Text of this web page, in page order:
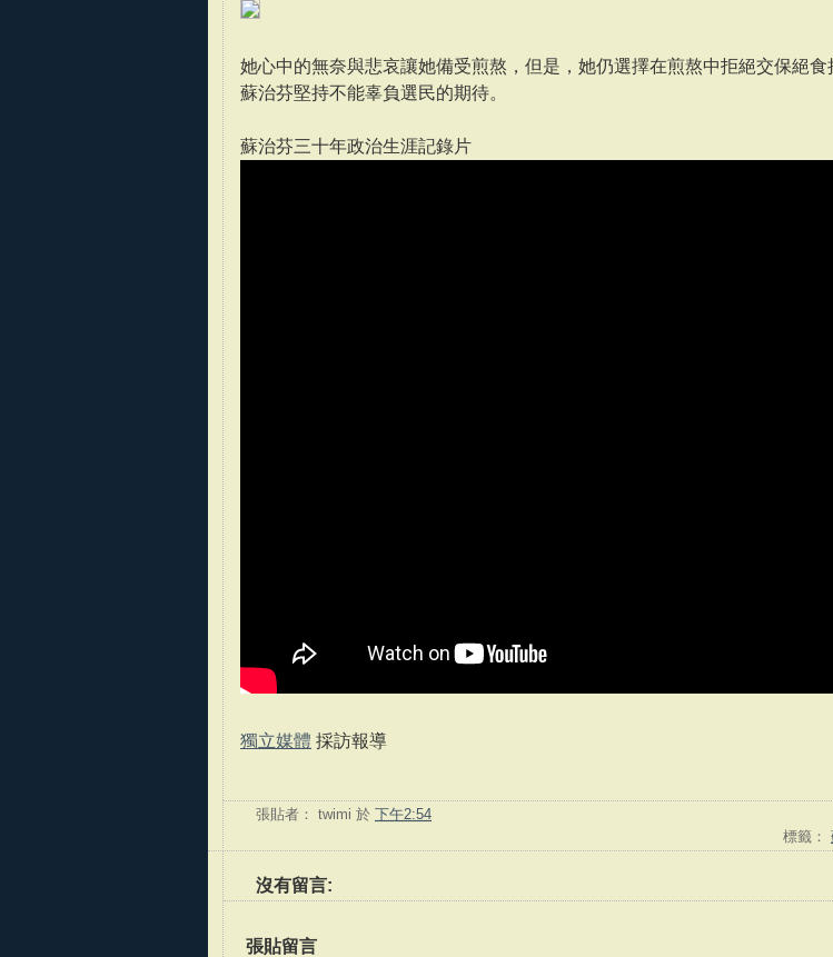
她心中的無奈與悲哀讓她備受煎熬，但是，她仍選擇在煎熬中拒絕交保絕食
蘇治芬堅持不能辜負選民的期待。
蘇治芬三十年政治生涯記錄片
獨立媒體 採訪報導
張貼者： twimi 於 下午2:54
標籤：
沒有留言:
張貼留言